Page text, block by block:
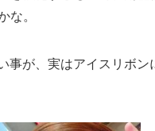
な。
事が、実はアイスリボン